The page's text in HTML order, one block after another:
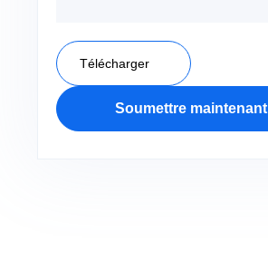
Télécharger
Soumettre maintenant